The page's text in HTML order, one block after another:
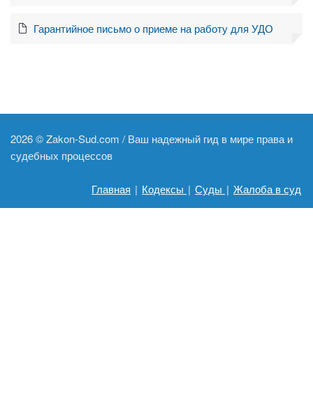
Гарантийное письмо о приеме на работу для УДО
2026 ©Zakon-Sud.com / Ваш надежный гид в мире права и
судебных процессов
Главная | Кодексы | Суды | Жалоба в суд